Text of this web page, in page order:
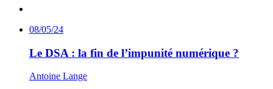
08/05/24
Le DSA : la fin de l’impunité numérique ?
Antoine Lange